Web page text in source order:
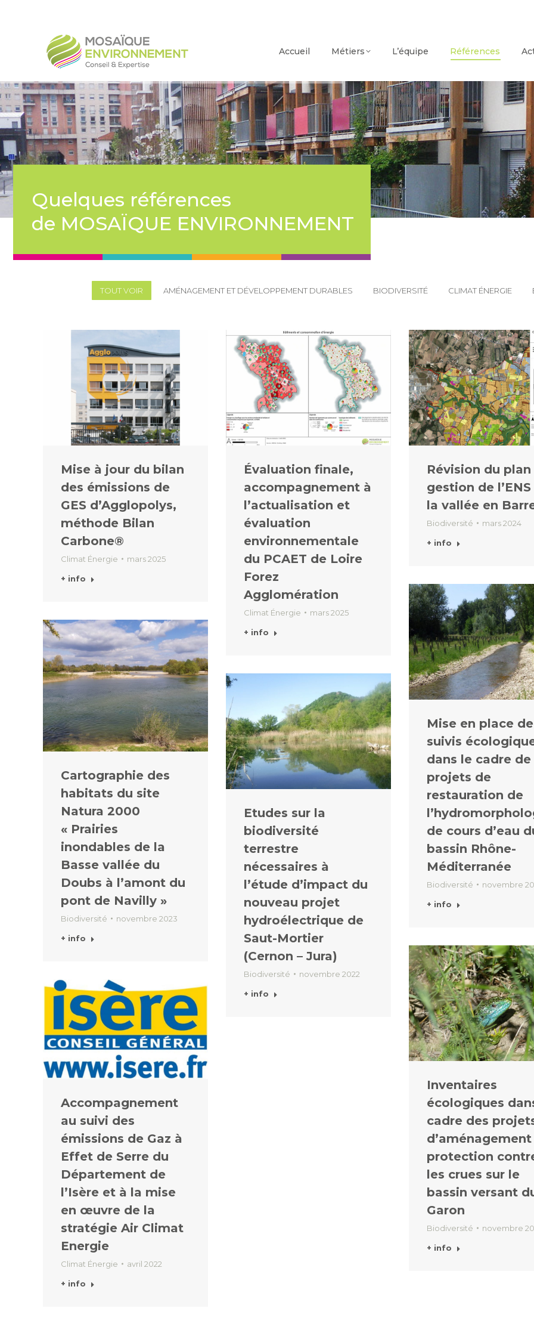
Accueil Métiers L’équipe Références
Quelques références
de MOSAÏQUE ENVIRONNEMENT
TOUT VOIR AMÉNAGEMENT ET DÉVELOPPEMENT DURABLES BIODIVERSITÉ CLIMAT ÉNERGIE
Mise à jour du bilan
des émissions de
GES d’Agglopolys,
méthode Bilan
Carbone®
Climat Énergie mars 2025
+ info
Évaluation finale,
accompagnement à
l’actualisation et
évaluation
environnementale
du PCAET de Loire
Forez
Agglomération
Climat Énergie mars 2025
+ info
Révision du plan
gestion de
la vallée en
Biodiversité mars 2024
+ info
Mise en place de
suivis
dans le cadre de
projets de
restauration de
de cours d’eau
bassin Rhône-
Méditerranée
Biodiversité novembre
+ info
Cartographie des
habitats du site
Natura 2000
« Prairies
inondables de la
Basse vallée du
Doubs à l’amont du
pont de Navilly »
Biodiversité novembre 2023
+ info
Etudes sur la
biodiversité
terrestre
nécessaires à
l’étude d’impact du
nouveau projet
hydroélectrique de
Saut-Mortier
(Cernon – Jura)
Biodiversité novembre 2022
+ info
Inventaires
écologiques
cadre des
protection
les crues sur le
bassin versant
Garon
Biodiversité novembre
+ info
Accompagnement
au suivi des
émissions de Gaz à
Effet de Serre du
Département de
l’Isère et à la mise
en œuvre de la
stratégie Air Climat
Energie
Climat Énergie avril 2022
+ info